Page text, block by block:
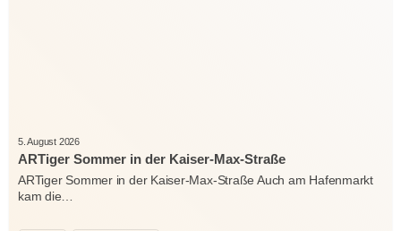
5. August 2026
ARTiger Sommer in der Kaiser-Max-Straße
ARTiger Sommer in der Kaiser-Max-Straße Auch am Hafenmarkt
kam die…